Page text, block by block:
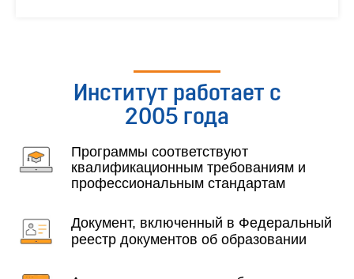
Институт работает с
2005 года
Программы соответствуют
квалификационным требованиям и
профессиональным стандартам
Документ, включенный в Федеральный
реестр документов об образовании